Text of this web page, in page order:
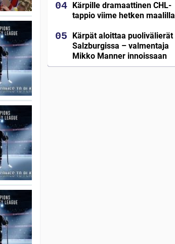
Kärpille dramaattinen CHL-
tappio viime hetken maalilla
Kärpät aloittaa puolivälierät
Salzburgissa – valmentaja
Mikko Manner innoissaan